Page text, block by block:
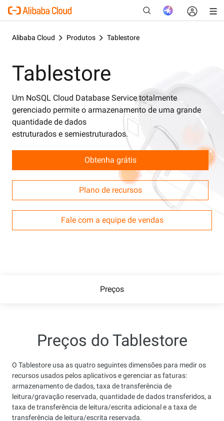
Alibaba Cloud Produtos Tablestore
Tablestore
Um NoSQL Cloud Database Service totalmente
gerenciado permite o armazenamento de uma grande
quantidade de dados
estruturados e semiestruturados.
Obtenha grátis
Plano de recursos
Fale com a equipe de vendas
Preços
Preços do Tablestore
O Tablestore usa as quatro seguintes dimensões para medir os
recursos usados pelos aplicativos e gerenciar as faturas:
armazenamento de dados, taxa de transferência de
leitura/gravação reservada, quantidade de dados transferidos, a
taxa de transferência de leitura/escrita adicional e a taxa de
transferência de leitura/escrita reservada.